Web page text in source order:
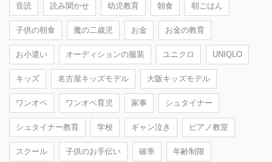
音読 読み聞かせ 幼児教育 朝食 朝ごはん
子供の朝食 魔の二歳児 お金 お金の教育
お小遣い オーディションの服装 ユニクロ UNIQLO
キッズ 名古屋キッズモデル 大阪キッズモデル
ワンオペ ワンオペ育児 家事 シュタイナー
シュタイナー教育 学校 ギャン泣き ピアノ教室
スクール 子供のお手伝い 確率 年齢制限